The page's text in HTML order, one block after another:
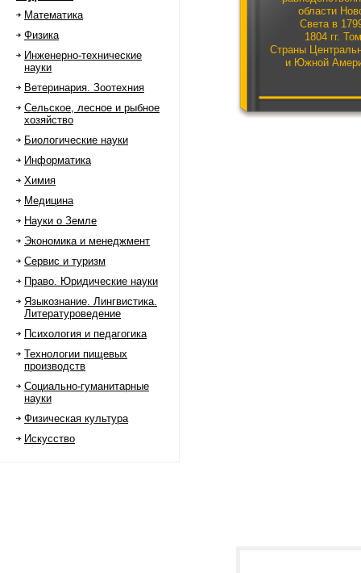
Математика
Физика
Инженерно-технические
науки
Ветеринария. Зоотехния
Сельское, лесное и рыбное
хозяйство
Биологические науки
Информатика
Химия
Медицина
Науки о Земле
Экономика и менеджмент
Сервис и туризм
Право. Юридические науки
Языкознание. Лингвистика.
Литературоведение
Психология и педагогика
Технологии пищевых
производств
Социально-гуманитарные
науки
Физическая культура
Искусство
области
Света в
1804 гг.
Страны
и Южной